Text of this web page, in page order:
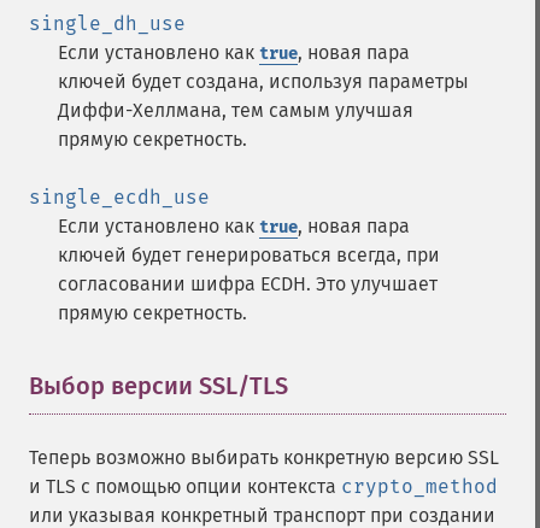
single_dh_use
Если установлено как true, новая пара
ключей будет создана, используя параметры
Диффи-Хеллмана, тем самым улучшая
прямую секретность.
single_ecdh_use
Если установлено как true, новая пара
ключей будет генерироваться всегда, при
согласовании шифра ECDH. Это улучшает
прямую секретность.
Выбор версии SSL/TLS
Теперь возможно выбирать конкретную версию SSL
и TLS с помощью опции контекста crypto_method
или указывая конкретный транспорт при создании